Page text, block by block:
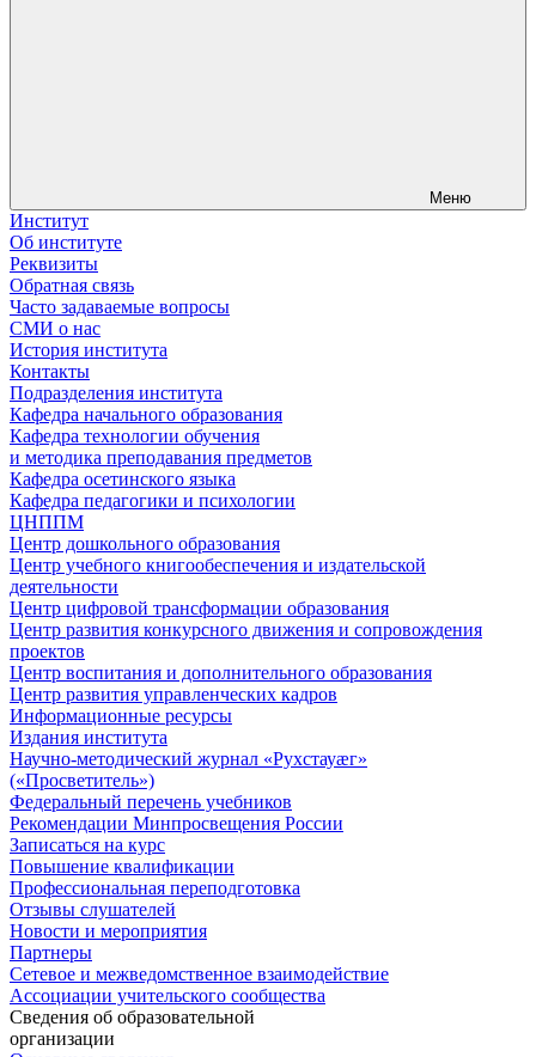
Меню
Институт
Об институте
Реквизиты
Обратная связь
Часто задаваемые вопросы
СМИ о нас
История института
Контакты
Подразделения института
Кафедра начального образования
Кафедра технологии обучения
и методика преподавания предметов
Кафедра осетинского языка
Кафедра педагогики и психологии
ЦНППМ
Центр дошкольного образования
Центр учебного книгообеспечения и издательской
деятельности
Центр цифровой трансформации образования
Центр развития конкурсного движения и сопровождения
проектов
Центр воспитания и дополнительного образования
Центр развития управленческих кадров
Информационные ресурсы
Издания института
Научно-методический журнал «Рухстауæг»
(«Просветитель»)
Федеральный перечень учебников
Рекомендации Минпросвещения России
Записаться на курс
Повышение квалификации
Профессиональная переподготовка
Отзывы слушателей
Новости и мероприятия
Партнеры
Сетевое и межведомственное взаимодействие
Ассоциации учительского сообщества
Сведения об образовательной
организации